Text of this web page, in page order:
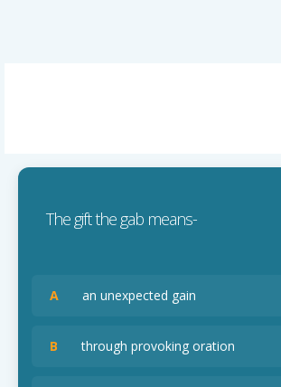
The gift the gab means-
A an unexpected gain
B through provoking oration